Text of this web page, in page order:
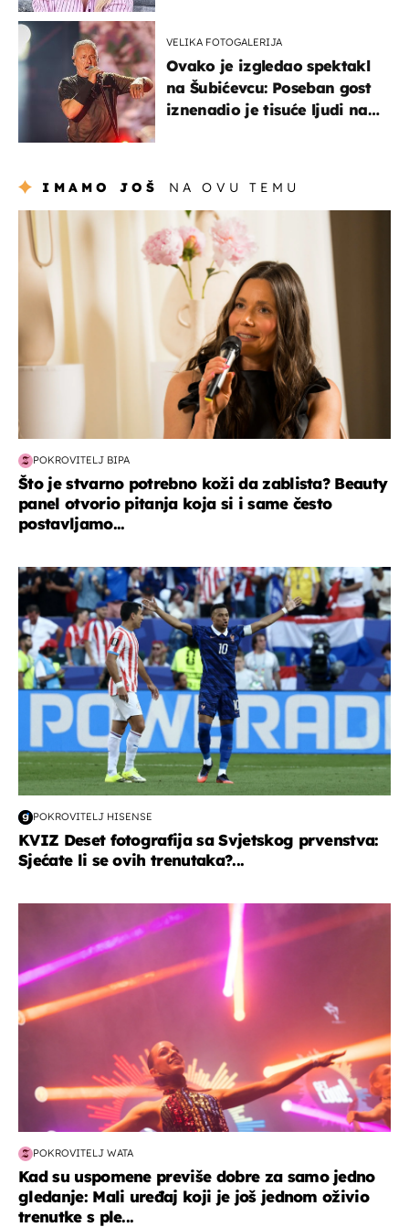
VELIKA FOTOGALERIJA
Ovako je izgledao spektakl
na Šubićevcu: Poseban gost
iznenadio je tisuće ljudi na
IMAMO JOŠ NA OVU TEMU
moda & ljepota
POKROVITELJ BIPA
Što je stvarno potrebno koži da zablista? Beauty
panel otvorio pitanja koja si i same često
postavljamo...
svjetsko prvenstvo 2026
POKROVITELJ HISENSE
KVIZ Deset fotografija sa Svjetskog prvenstva:
Sjećate li se ovih trenutaka?...
POKROVITELJ WATA
Kad su uspomene previše dobre za samo jedno
gledanje: Mali uređaj koji je još jednom oživio
trenutke s ple...